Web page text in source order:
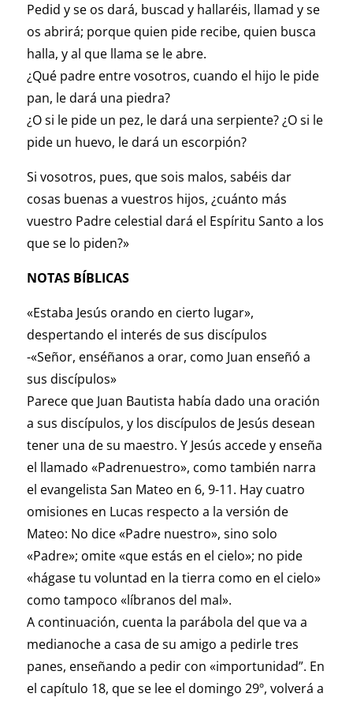
Pedid y se os dará, buscad y hallaréis, llamad y se
os abrirá; porque quien pide recibe, quien busca
halla, y al que llama se le abre.
¿Qué padre entre vosotros, cuando el hijo le pide
pan, le dará una piedra?
¿O si le pide un pez, le dará una serpiente? ¿O si le
pide un huevo, le dará un escorpión?
Si vosotros, pues, que sois malos, sabéis dar
cosas buenas a vuestros hijos, ¿cuánto más
vuestro Padre celestial dará el Espíritu Santo a los
que se lo piden?»
NOTAS BÍBLICAS
«Estaba Jesús orando en cierto lugar»,
despertando el interés de sus discípulos
-«Señor, enséñanos a orar, como Juan enseñó a
sus discípulos»
Parece que Juan Bautista había dado una oración
a sus discípulos, y los discípulos de Jesús desean
tener una de su maestro. Y Jesús accede y enseña
el llamado «Padrenuestro», como también narra
el evangelista San Mateo en 6, 9-11. Hay cuatro
omisiones en Lucas respecto a la versión de
Mateo: No dice «Padre nuestro», sino solo
«Padre»; omite «que estás en el cielo»; no pide
«hágase tu voluntad en la tierra como en el cielo»
como tampoco «líbranos del mal».
A continuación, cuenta la parábola del que va a
medianoche a casa de su amigo a pedirle tres
panes, enseñando a pedir con «importunidad”. En
el capítulo 18, que se lee el domingo 29º, volverá a